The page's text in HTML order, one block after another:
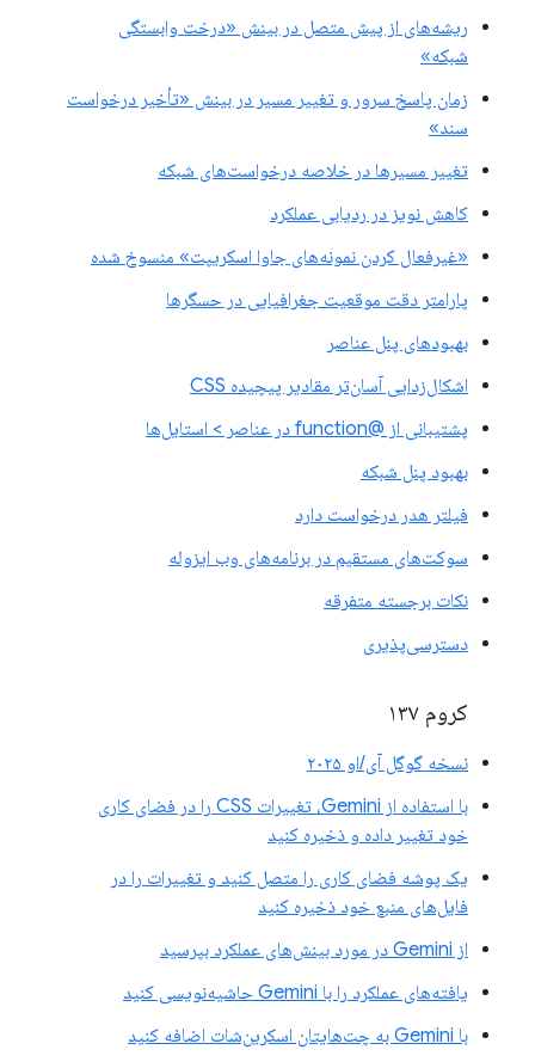
ریشه‌های از پیش متصل در بینش «درخت وابستگی
شبکه»
زمان پاسخ سرور و تغییر مسیر در بینش «تأخیر درخواست
سند»
تغییر مسیرها در خلاصه درخواست‌های شبکه
کاهش نویز در ردیابی عملکرد
«غیرفعال کردن نمونه‌های جاوا اسکریپت» منسوخ شده
پارامتر دقت موقعیت جغرافیایی در حسگرها
بهبودهای پنل عناصر
اشکال‌زدایی آسان‌تر مقادیر پیچیده CSS
پشتیبانی از @function در عناصر > استایل‌ها
بهبود پنل شبکه
فیلتر هدر درخواست دارد
سوکت‌های مستقیم در برنامه‌های وب ایزوله
نکات برجسته متفرقه
دسترسی‌پذیری
کروم ۱۳۷
نسخه گوگل آی/او ۲۰۲۵
با استفاده از Gemini، تغییرات CSS را در فضای کاری
خود تغییر داده و ذخیره کنید
یک پوشه فضای کاری را متصل کنید و تغییرات را در
فایل‌های منبع خود ذخیره کنید
از Gemini در مورد بینش‌های عملکرد بپرسید
یافته‌های عملکرد را با Gemini حاشیه‌نویسی کنید
با Gemini به چت‌هایتان اسکرین‌شات اضافه کنید